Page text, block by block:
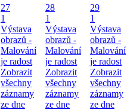
27
1
Výstava
obrazů -
Malování
je radost
Zobrazit
všechny
záznamy
ze dne
28
1
Výstava
obrazů -
Malování
je radost
Zobrazit
všechny
záznamy
ze dne
29
1
Výstava
obrazů -
Malování
je radost
Zobrazit
všechny
záznamy
ze dne